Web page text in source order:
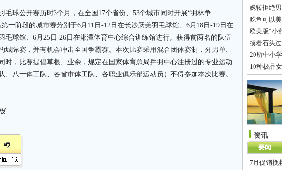
毛球公开赛历时3个月，在全国17个省份、53个城市同时开展“羽林争
一阶段的城市赛分别于6月11日-12日在长沙跃美羽毛球馆、6月18日-19日在
毛球馆、6月25日-26日在湘潭体育中心综合训练馆进行。获得前两名的队伍
城际赛，并有机会冲击全国争霸赛。本次比赛采用混合团体赛制，分男单、
时，比赛提倡草根、业余，规定在国家体育总局乒羽中心注册过的专业运动
、八一体工队、各省市体工队、各职业俱乐部运动员）不得参加本次比赛。
婉转拒绝
吃鱼可以
欧美版“小
摸着石头
20所中小
10种极品
资讯
要闻
7月促销挽